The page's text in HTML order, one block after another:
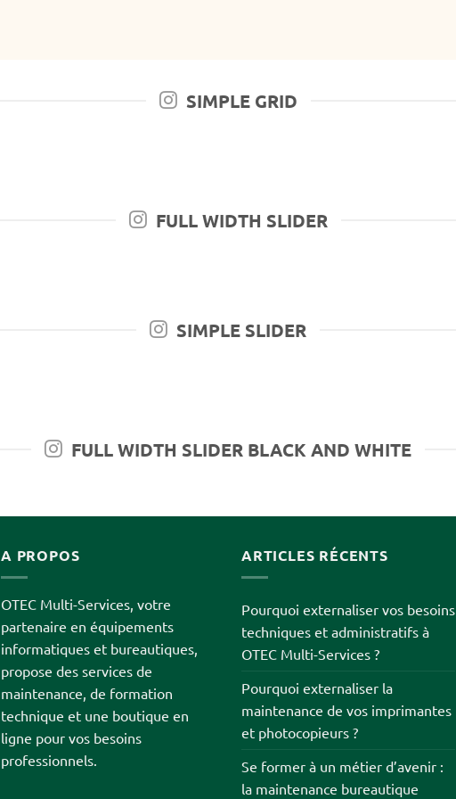
SIMPLE GRID
FULL WIDTH SLIDER
SIMPLE SLIDER
FULL WIDTH SLIDER BLACK AND WHITE
A PROPOS
OTEC Multi-Services, votre
partenaire en équipements
informatiques et bureautiques,
propose des services de
maintenance, de formation
technique et une boutique en
ligne pour vos besoins
professionnels.
ARTICLES RÉCENTS
Pourquoi externaliser vos besoins
techniques et administratifs à
OTEC Multi-Services ?
Pourquoi externaliser la
maintenance de vos imprimantes
et photocopieurs ?
Se former à un métier d’avenir :
la maintenance bureautique